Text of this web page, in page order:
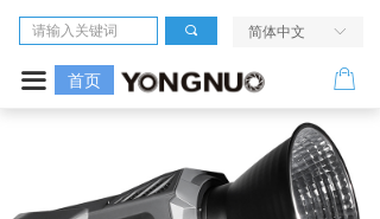
끀
首页
相机 ꂆ
首页
끠 ꀅ
简体中文